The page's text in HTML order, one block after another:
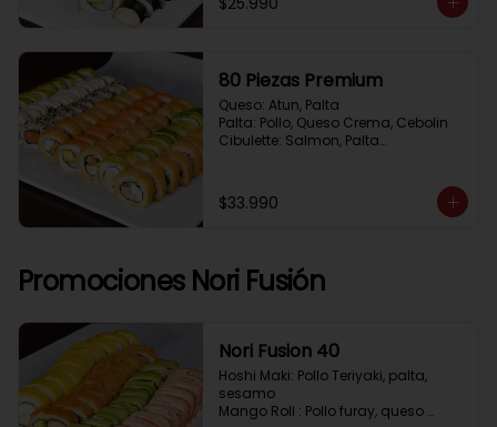
Hosomaki: Pollo Teriyaki
80 Piezas Premium
Queso: Atun, Palta
Palta: Pollo, Queso Crema, Cebolin
Cibulette: Salmon, Palta
Frito 1: Champiñon Tempura,
Pimenton, Queso Crema
Cebollin
$33.990
Promociones Nori Fusión
Nori Fusion 40
Hoshi Maki: Pollo Teriyaki, palta,
sesamo
Mango Roll : Pollo furay, queso